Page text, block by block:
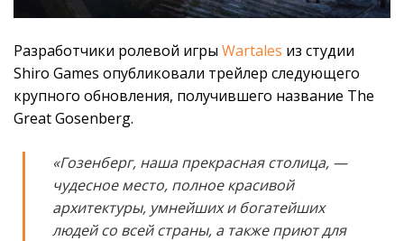
Разработчики ролевой игры Wartales из студии
Shiro Games опубликовали трейлер следующего
крупного обновления, получившего название The
Great Gosenberg.
«Гозенберг, наша прекрасная столица, —
чудесное место, полное красивой
архитектуры, умнейших и богатейших
людей со всей страны, а также приют для